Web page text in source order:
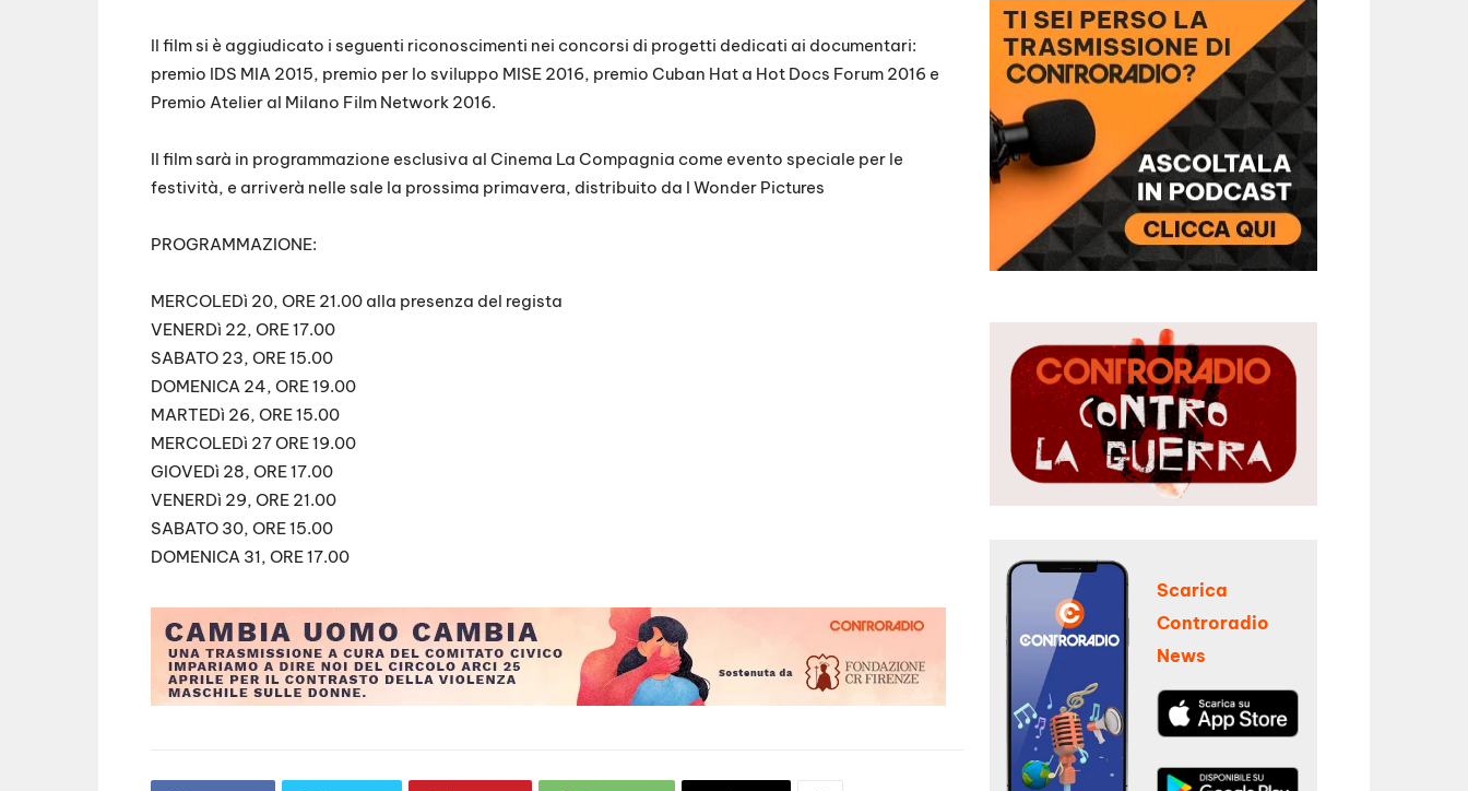
ll film si è aggiudicato i seguenti riconoscimenti nei concorsi di progetti dedicati ai documentari:
premio IDS MIA 2015, premio per lo sviluppo MISE 2016, premio Cuban Hat a Hot Docs Forum 2016 e
Premio Atelier al Milano Film Network 2016.
Il film sarà in programmazione esclusiva al Cinema La Compagnia come evento speciale per le
festività, e arriverà nelle sale la prossima primavera, distribuito da I Wonder Pictures
PROGRAMMAZIONE:
MERCOLEDì 20, ORE 21.00 alla presenza del regista
VENERDì 22, ORE 17.00
SABATO 23, ORE 15.00
DOMENICA 24, ORE 19.00
MARTEDì 26, ORE 15.00
MERCOLEDì 27 ORE 19.00
GIOVEDì 28, ORE 17.00
VENERDì 29, ORE 21.00
SABATO 30, ORE 15.00
DOMENICA 31, ORE 17.00
Scarica
Controradio
News